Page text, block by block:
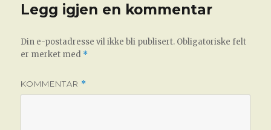
Legg igjen en kommentar
Din e-postadresse vil ikke bli publisert. Obligatoriske felt
er merket med *
KOMMENTAR *